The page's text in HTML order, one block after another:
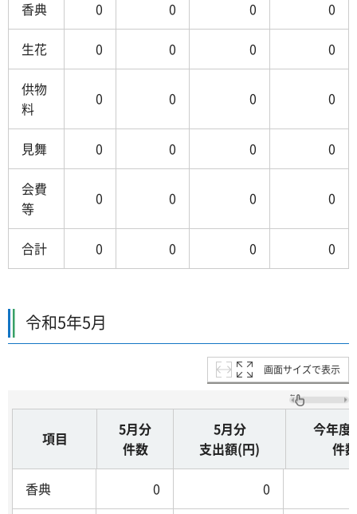
香典 0 0 0 0
生花 0 0 0 0
供物
料
0 0 0 0
見舞 0 0 0 0
会費
等
0 0 0 0
合計 0 0 0 0
令和5年5月
画面サイズで表示
項目
5月分
件数
5月分
支出額(円)
今年度
件数
香典 0 0